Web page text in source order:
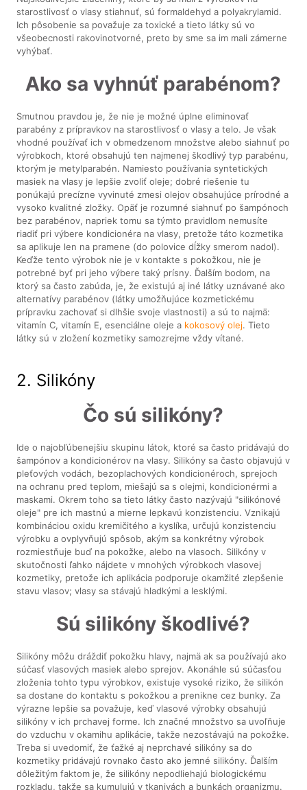
starostlivosť o vlasy stiahnuť, sú formaldehyd a polyakrylamid.
Ich pôsobenie sa považuje za toxické a tieto látky sú vo
všeobecnosti rakovinotvorné, preto by sme sa im mali zámerne
vyhýbať.
Ako sa vyhnúť parabénom?
Smutnou pravdou je, že nie je možné úplne eliminovať
parabény z prípravkov na starostlivosť o vlasy a telo. Je však
vhodné používať ich v obmedzenom množstve alebo siahnuť po
výrobkoch, ktoré obsahujú ten najmenej škodlivý typ parabénu,
ktorým je metylparabén. Namiesto používania syntetických
masiek na vlasy je lepšie zvoliť oleje; dobré riešenie tu
ponúkajú precízne vyvinuté zmesi olejov obsahujúce prírodné a
vysoko kvalitné zložky. Opäť je rozumné siahnuť po šampónoch
bez parabénov, napriek tomu sa týmto pravidlom nemusíte
riadiť pri výbere kondicionéra na vlasy, pretože táto kozmetika
sa aplikuje len na pramene (do polovice dĺžky smerom nadol).
Keďže tento výrobok nie je v kontakte s pokožkou, nie je
potrebné byť pri jeho výbere taký prísny. Ďalším bodom, na
ktorý sa často zabúda, je, že existujú aj iné látky uznávané ako
alternatívy parabénov (látky umožňujúce kozmetickému
prípravku zachovať si dlhšie svoje vlastnosti) a sú to najmä:
vitamín C, vitamín E, esenciálne oleje a kokosový olej. Tieto
látky sú v zložení kozmetiky samozrejme vždy vítané.
2. Silikóny
Čo sú silikóny?
Ide o najobľúbenejšiu skupinu látok, ktoré sa často pridávajú do
šampónov a kondicionérov na vlasy. Silikóny sa často objavujú v
pleťových vodách, bezoplachových kondicionéroch, sprejoch
na ochranu pred teplom, miešajú sa s olejmi, kondicionérmi a
maskami. Okrem toho sa tieto látky často nazývajú "silikónové
oleje" pre ich mastnú a mierne lepkavú konzistenciu. Vznikajú
kombináciou oxidu kremičitého a kyslíka, určujú konzistenciu
výrobku a ovplyvňujú spôsob, akým sa konkrétny výrobok
rozmiestňuje buď na pokožke, alebo na vlasoch. Silikóny v
skutočnosti ľahko nájdete v mnohých výrobkoch vlasovej
kozmetiky, pretože ich aplikácia podporuje okamžité zlepšenie
stavu vlasov; vlasy sa stávajú hladkými a lesklými.
Sú silikóny škodlivé?
Silikóny môžu dráždiť pokožku hlavy, najmä ak sa používajú ako
súčasť vlasových masiek alebo sprejov. Akonáhle sú súčasťou
zloženia tohto typu výrobkov, existuje vysoké riziko, že silikón
sa dostane do kontaktu s pokožkou a prenikne cez bunky. Za
výrazne lepšie sa považuje, keď vlasové výrobky obsahujú
silikóny v ich prchavej forme. Ich značné množstvo sa uvoľňuje
do vzduchu v okamihu aplikácie, takže nezostávajú na pokožke.
Treba si uvedomiť, že ťažké aj neprchavé silikóny sa do
kozmetiky pridávajú rovnako často ako jemné silikóny. Ďalším
dôležitým faktom je, že silikóny nepodliehajú biologickému
rozkladu, takže sa kumulujú v tkanivách a bunkách organizmu.